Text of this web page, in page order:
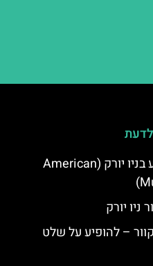
מוזיאון ההיסטוריה של הטבע בניו יורק (American
ניו יורק
– להופיע על שלט